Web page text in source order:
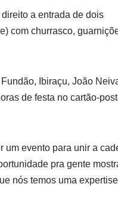
a entrada de dois
com churrasco,
Ibiraçu, João
de festa no cartão-
um evento para unir a
pra gente
nós temos uma